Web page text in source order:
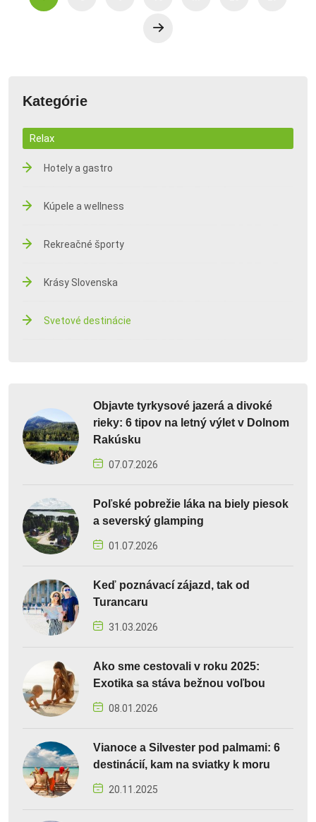
Kategórie
Relax
Hotely a gastro
Kúpele a wellness
Rekreačné športy
Krásy Slovenska
Svetové destinácie
Objavte tyrkysové jazerá a divoké
rieky: 6 tipov na letný výlet v Dolnom
Rakúsku
07.07.2026
Poľské pobrežie láka na biely piesok
a severský glamping
01.07.2026
Keď poznávací zájazd, tak od
Turancaru
31.03.2026
Ako sme cestovali v roku 2025:
Exotika sa stáva bežnou voľbou
08.01.2026
Vianoce a Silvester pod palmami: 6
destinácií, kam na sviatky k moru
20.11.2025